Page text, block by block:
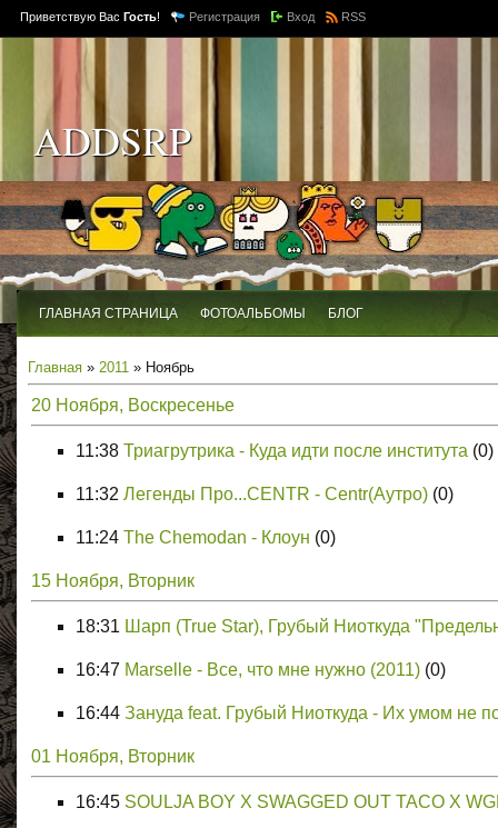
Приветствую Вас Гость! Регистрация Вход RSS
ADDSRP
ГЛАВНАЯ СТРАНИЦА ФОТОАЛЬБОМЫ БЛОГ
Главная » 2011 » Ноябрь
20 Ноября, Воскресенье
11:38 Триагрутрика - Куда идти после института (0)
11:32 Легенды Про...CENTR - Centr(Аутро) (0)
11:24 The Chemodan - Клоун (0)
15 Ноября, Вторник
18:31 Шарп (True Star), Грубый Ниоткуда
16:47 Marselle - Все, что мне нужно (2011) (0)
16:44 Зануда feat. Грубый Ниоткуда - Их умом не
01 Ноября, Вторник
16:45 SOULJA BOY X SWAGGED OUT TACO X